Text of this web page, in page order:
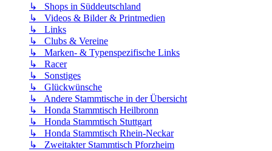
↳ Shops in Süddeutschland
↳ Videos & Bilder & Printmedien
↳ Links
↳ Clubs & Vereine
↳ Marken- & Typenspezifische Links
↳ Racer
↳ Sonstiges
↳ Glückwünsche
↳ Andere Stammtische in der Übersicht
↳ Honda Stammtisch Heilbronn
↳ Honda Stammtisch Stuttgart
↳ Honda Stammtisch Rhein-Neckar
↳ Zweitakter Stammtisch Pforzheim